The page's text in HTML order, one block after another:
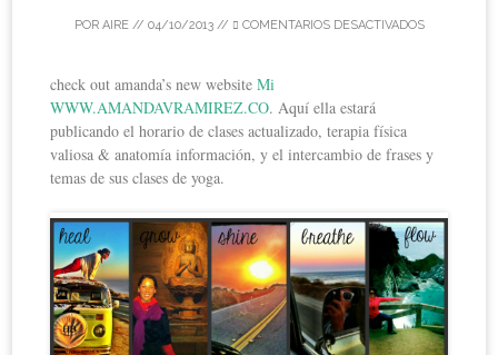
POR AIRE// 04/10/2013// COMENTARIOS DESACTIVADOS
check out amanda’s new website Mi
WWW.AMANDAVRAMIREZ.CO. Aquí ella estará
publicando el horario de clases actualizado, terapia física
valiosa & anatomía información, y el intercambio de frases y
temas de sus clases de yoga.